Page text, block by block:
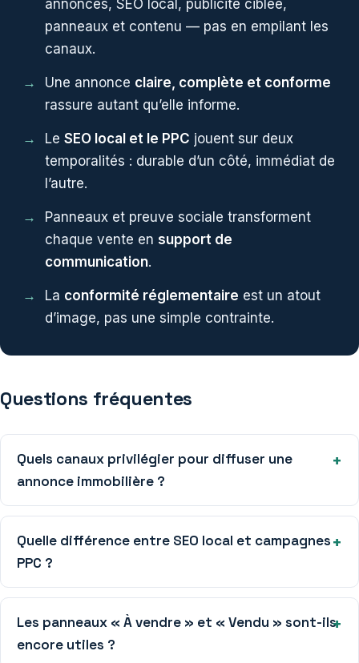
annonces, SEO local, publicité ciblée,
panneaux et contenu — pas en empilant les
canaux.
Une annonce claire, complète et conforme
rassure autant qu’elle informe.
Le SEO local et le PPC jouent sur deux
temporalités : durable d’un côté, immédiat de
l’autre.
Panneaux et preuve sociale transforment
chaque vente en support de
communication.
La conformité réglementaire est un atout
d’image, pas une simple contrainte.
Questions fréquentes
Quels canaux privilégier pour diffuser une
annonce immobilière ?
Quelle différence entre SEO local et campagnes
PPC ?
Les panneaux « À vendre » et « Vendu » sont-ils
encore utiles ?